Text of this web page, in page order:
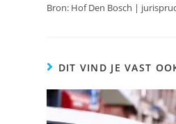
Bron: Hof Den Bosch |
DIT VIND JE VAST